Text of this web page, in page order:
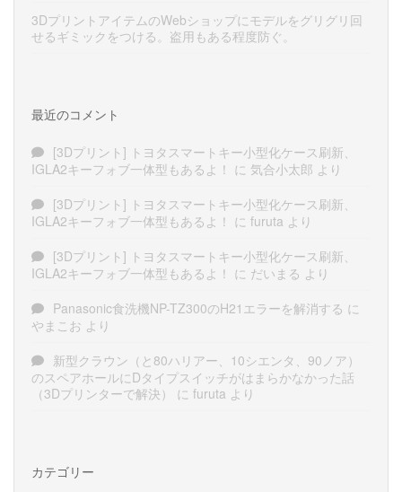
3DプリントアイテムのWebショップにモデルをグリグリ回
せるギミックをつける。盗用もある程度防ぐ。
最近のコメント
[3Dプリント] トヨタスマートキー小型化ケース刷新、
IGLA2キーフォブ一体型もあるよ！ に 気合小太郎 より
[3Dプリント] トヨタスマートキー小型化ケース刷新、
IGLA2キーフォブ一体型もあるよ！ に furuta より
[3Dプリント] トヨタスマートキー小型化ケース刷新、
IGLA2キーフォブ一体型もあるよ！ に だいまる より
Panasonic食洗機NP-TZ300のH21エラーを解消する に
やまこお より
新型クラウン（と80ハリアー、10シエンタ、90ノア）
のスペアホールにDタイプスイッチがはまらかなかった話
（3Dプリンターで解決）
に furuta より
カテゴリー